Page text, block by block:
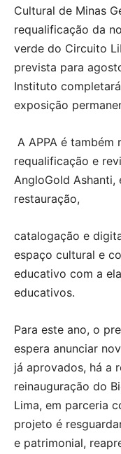
Cultural de Minas
requalificação da
verde do Circuito
prevista para
Instituto
exposição
A APPA é
requalificação e
AngloGold Ashanti,
restauração,
catalogação e
espaço cultural e
educativo com a
educativos.
Para este ano, o
espera anunciar
já aprovados, há a
reinauguração do
Lima, em parceria
projeto é
e patrimonial,